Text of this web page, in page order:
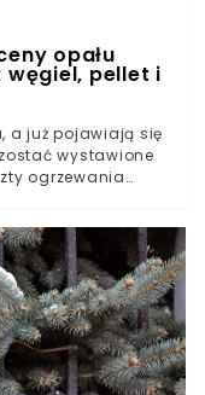
opału
węgiel, pellet i
a już pojawiają się
wystawione
ogrzewania
dostępność